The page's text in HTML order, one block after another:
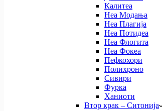
Калитеа
Неа Модања
Неа Плагија
Неа Потидеа
Неа Флогита
Неа Фокеа
Пефкохори
Полихроно
Сивири
Фурка
Ханиоти
Втор крак – Ситонија